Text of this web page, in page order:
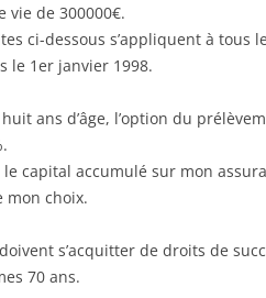
vie de 300000€.
ci-dessous s’appliquent à tous
le 1er janvier 1998.
ans d’âge, l’option du
capital accumulé sur mon
mon choix.
s’acquitter de droits de
70 ans.